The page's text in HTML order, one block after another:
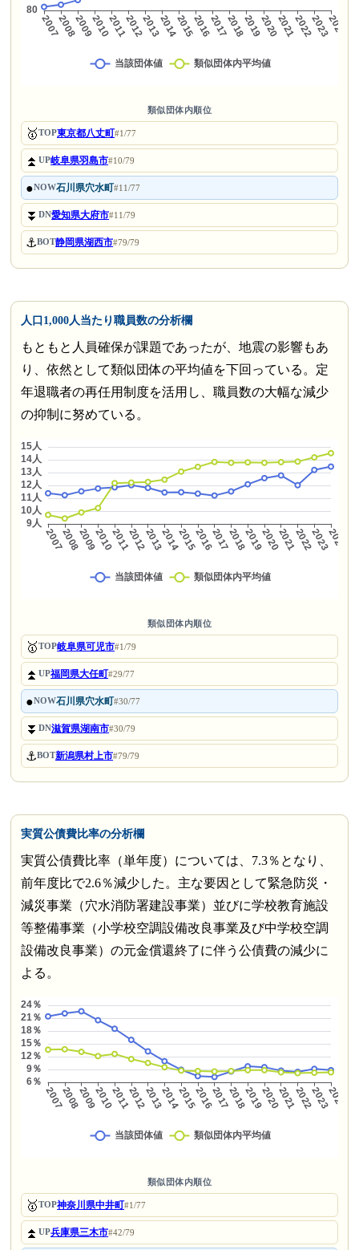
類似団体内順位
🥇TOP東京都八丈町#1/77
⏫UP岐阜県羽島市#10/79
●NOW石川県穴水町#11/77
⏬DN愛知県大府市#11/79
⚓BOT静岡県湖西市#79/79
人口1,000人当たり職員数の分析欄
もともと人員確保が課題であったが、地震の影響もあ
り、依然として類似団体の平均値を下回っている。定
年退職者の再任用制度を活用し、職員数の大幅な減少
の抑制に努めている。
類似団体内順位
🥇TOP岐阜県可児市#1/79
⏫UP福岡県大任町#29/77
●NOW石川県穴水町#30/77
⏬DN滋賀県湖南市#30/79
⚓BOT新潟県村上市#79/79
実質公債費比率の分析欄
実質公債費比率（単年度）については、7.3％となり、
前年度比で2.6％減少した。主な要因として緊急防災・
減災事業（穴水消防署建設事業）並びに学校教育施設
等整備事業（小学校空調設備改良事業及び中学校空調
設備改良事業）の元金償還終了に伴う公債費の減少に
よる。
類似団体内順位
🥇TOP神奈川県中井町#1/77
⏫UP兵庫県三木市#42/79